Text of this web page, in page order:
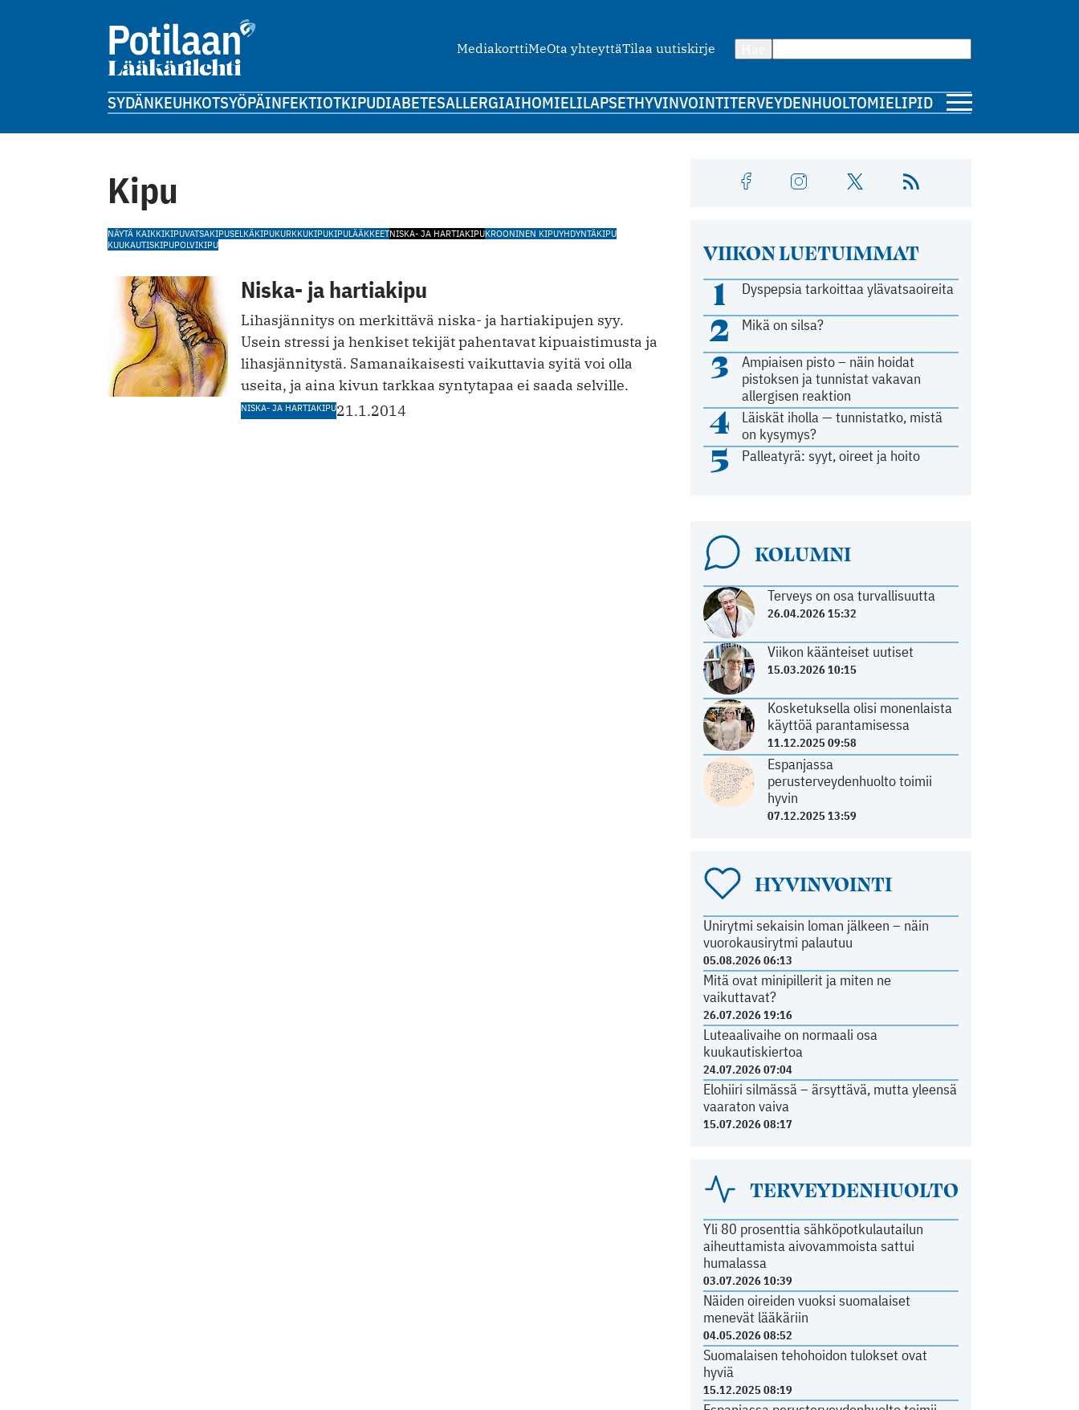
MediakorttiMeOta yhteyttäTilaa uutiskirje
SYDÄNKEUHKOTSYÖPÄINFEKTIOTKIPUDIABETESALLERGIAIHOMIELILAPSETHYVINVOINTITERVEYDENHUOLTOMIELIPIDE
Kipu
NÄYTÄ KAIKKIKIPUVATSAKIPUSELKÄKIPUKURKKUKIPUKIPULÄÄKKEETNISKA- JA HARTIAKIPUKROONINEN KIPUYHDYNTÄKIPU
KUUKAUTISKIPUPOLVIKIPU
Niska- ja hartiakipu
Lihasjännitys on merkittävä niska- ja hartiakipujen syy.
Usein stressi ja henkiset tekijät pahentavat kipuaistimusta ja
lihasjännitystä. Samanaikaisesti vaikuttavia syitä voi olla
useita, ja aina kivun tarkkaa syntytapaa ei saada selville.
NISKA- JA HARTIAKIPU21.1.2014
VIIKON LUETUIMMAT
1 Dyspepsia tarkoittaa ylävatsaoireita
2 Mikä on silsa?
3
Ampiaisen pisto – näin hoidat
pistoksen ja tunnistat vakavan
allergisen reaktion
4
Läiskät iholla — tunnistatko, mistä
on kysymys?
5 Palleatyrä: syyt, oireet ja hoito
KOLUMNI
Terveys on osa turvallisuutta
26.04.2026 15:32
Viikon käänteiset uutiset
15.03.2026 10:15
Kosketuksella olisi monenlaista
käyttöä parantamisessa
11.12.2025 09:58
Espanjassa
perusterveydenhuolto toimii
hyvin
07.12.2025 13:59
HYVINVOINTI
Unirytmi sekaisin loman jälkeen – näin
vuorokausirytmi palautuu
05.08.2026 06:13
Mitä ovat minipillerit ja miten ne
vaikuttavat?
26.07.2026 19:16
Luteaalivaihe on normaali osa
kuukautiskiertoa
24.07.2026 07:04
Elohiiri silmässä – ärsyttävä, mutta yleensä
vaaraton vaiva
15.07.2026 08:17
TERVEYDENHUOLTO
Yli 80 prosenttia sähköpotkulautailun
aiheuttamista aivovammoista sattui
humalassa
03.07.2026 10:39
Näiden oireiden vuoksi suomalaiset
menevät lääkäriin
04.05.2026 08:52
Suomalaisen tehohoidon tulokset ovat
hyviä
15.12.2025 08:19